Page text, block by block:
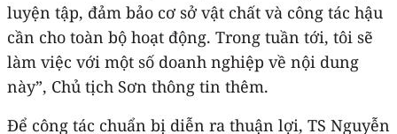
luyện tập, đảm bảo cơ sở vật chất và công tác hậu
cần cho toàn bộ hoạt động. Trong tuần tới, tôi sẽ
làm việc với một số doanh nghiệp về nội dung
này”, Chủ tịch Sơn thông tin thêm.
Để công tác chuẩn bị diễn ra thuận lợi, TS Nguyễn